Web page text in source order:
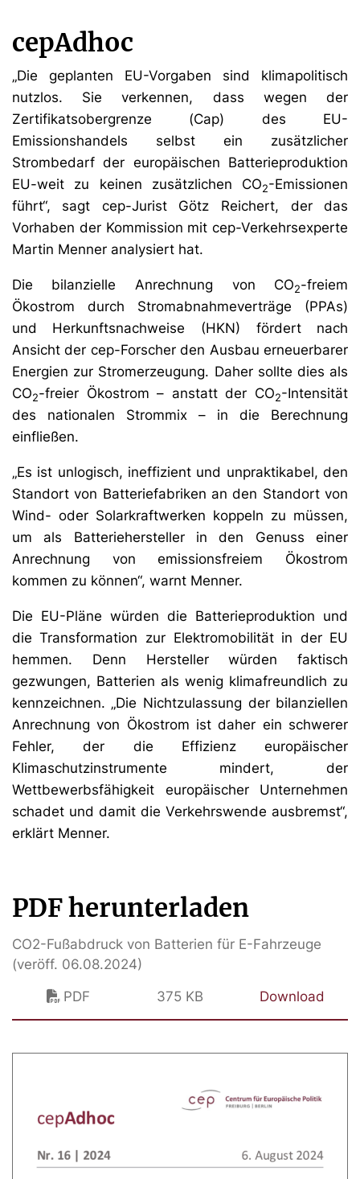
cepAdhoc
„Die geplanten EU-Vorgaben sind klimapolitisch
nutzlos. Sie verkennen, dass wegen der
Zertifikatsobergrenze (Cap) des EU-
Emissionshandels selbst ein zusätzlicher
Strombedarf der europäischen Batterieproduktion
EU-weit zu keinen zusätzlichen CO2-Emissionen
führt“, sagt cep-Jurist Götz Reichert, der das
Vorhaben der Kommission mit cep-Verkehrsexperte
Martin Menner analysiert hat.
Die bilanzielle Anrechnung von CO2-freiem
Ökostrom durch Stromabnahmeverträge (PPAs)
und Herkunftsnachweise (HKN) fördert nach
Ansicht der cep-Forscher den Ausbau erneuerbarer
Energien zur Stromerzeugung. Daher sollte dies als
CO2-freier Ökostrom – anstatt der CO2-Intensität
des nationalen Strommix – in die Berechnung
einfließen.
„Es ist unlogisch, ineffizient und unpraktikabel, den
Standort von Batteriefabriken an den Standort von
Wind- oder Solarkraftwerken koppeln zu müssen,
um als Batteriehersteller in den Genuss einer
Anrechnung von emissionsfreiem Ökostrom
kommen zu können“, warnt Menner.
Die EU-Pläne würden die Batterieproduktion und
die Transformation zur Elektromobilität in der EU
hemmen. Denn Hersteller würden faktisch
gezwungen, Batterien als wenig klimafreundlich zu
kennzeichnen. „Die Nichtzulassung der bilanziellen
Anrechnung von Ökostrom ist daher ein schwerer
Fehler, der die Effizienz europäischer
Klimaschutzinstrumente mindert, der
Wettbewerbsfähigkeit europäischer Unternehmen
schadet und damit die Verkehrswende ausbremst“,
erklärt Menner.
PDF herunterladen
CO2-Fußabdruck von Batterien für E-Fahrzeuge
(veröff. 06.08.2024)
PDF
375 KB Download